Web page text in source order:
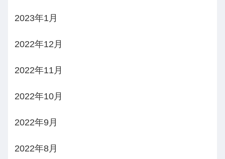
2023年1月
2022年12月
2022年11月
2022年10月
2022年9月
2022年8月